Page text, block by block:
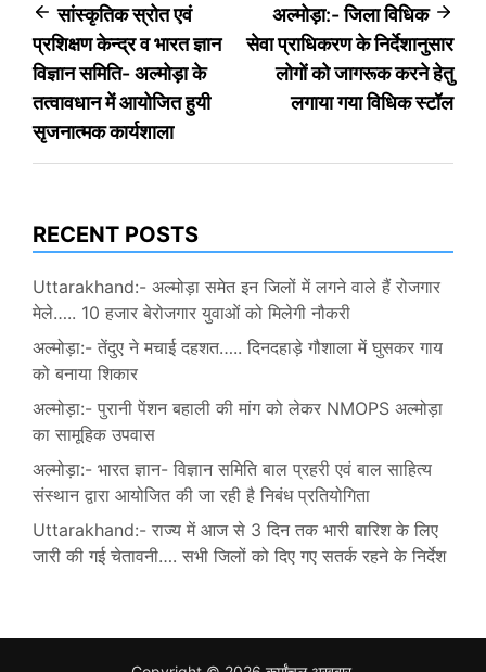
Post
navigation
सांस्कृतिक स्रोत एवं
प्रशिक्षण केन्द्र व भारत ज्ञान
विज्ञान समिति- अल्मोड़ा के
तत्वावधान में आयोजित हुयी
सृजनात्मक कार्यशाला
अल्मोड़ा:- जिला विधिक
सेवा प्राधिकरण के निर्देशानुसार
लोगों को जागरूक करने हेतु
लगाया गया विधिक स्टॉल
RECENT POSTS
Uttarakhand:- अल्मोड़ा समेत इन जिलों में लगने वाले हैं रोजगार
मेले….. 10 हजार बेरोजगार युवाओं को मिलेगी नौकरी
अल्मोड़ा:- तेंदुए ने मचाई दहशत….. दिनदहाड़े गौशाला में घुसकर गाय
को बनाया शिकार
अल्मोड़ा:- पुरानी पेंशन बहाली की मांग को लेकर NMOPS अल्मोड़ा
का सामूहिक उपवास
अल्मोड़ा:- भारत ज्ञान- विज्ञान समिति बाल प्रहरी एवं बाल साहित्य
संस्थान द्वारा आयोजित की जा रही है निबंध प्रतियोगिता
Uttarakhand:- राज्य में आज से 3 दिन तक भारी बारिश के लिए
जारी की गई चेतावनी…. सभी जिलों को दिए गए सतर्क रहने के निर्देश